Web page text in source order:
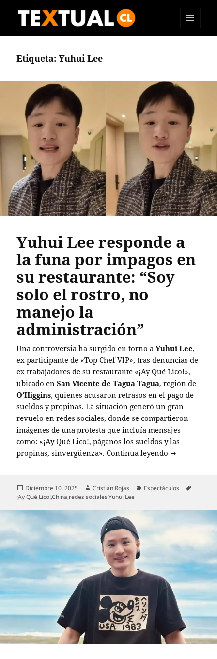
Etiqueta:Yuhui Lee
Yuhui Lee responde a
la funa por impagos en
su restaurante: “Soy
solo el rostro, no
manejo la
administración”
Una controversia ha surgido en torno aYuhui Lee,
ex participante de «Top Chef VIP», tras denuncias de
ex trabajadores de su restaurante «¡Ay Qué Lico!»,
ubicado enSan Vicente de Tagua Tagua, región de
O’Higgins, quienes acusaron retrasos en el pago de
sueldos y propinas. La situación generó un gran
revuelo en redes sociales, donde se compartieron
imágenes de una protesta que incluía mensajes
como: «¡Ay Qué Lico!, páganos los sueldos y las
propinas, sinvergüenza».Continua leyendo Yuhui Lee
Publicado
el
Diciembre 10, 2025 Autor
Cristián Rojas Categorías
Espectáculos
¡Ay Qué Lico!,China,redes sociales,Yuhui Lee